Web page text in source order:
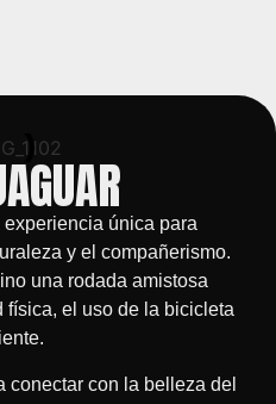
única para
y el compañerismo.
una rodada amistosa
el uso de la bicicleta
conectar con la belleza del